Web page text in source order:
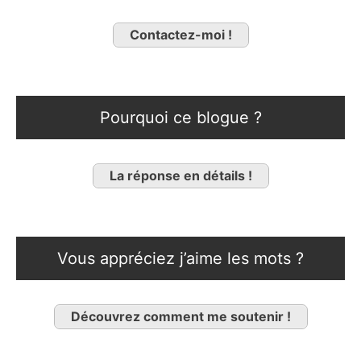
Contactez-moi !
Pourquoi ce blogue ?
La réponse en détails !
Vous appréciez j’aime les mots ?
Découvrez comment me soutenir !